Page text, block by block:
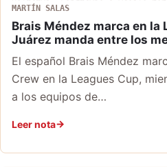
MARTÍN SALAS
Brais Méndez marca en la
Juárez manda entre los
El español Brais Méndez
Crew en la Leagues Cup,
a los equipos de…
Leer nota